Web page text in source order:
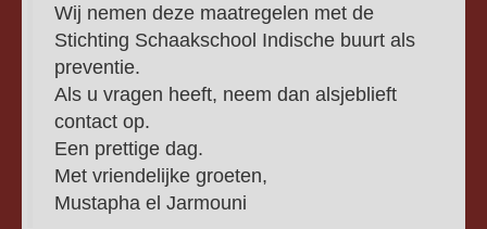
Wij nemen deze maatregelen met de
Stichting Schaakschool Indische buurt als
preventie.
Als u vragen heeft, neem dan alsjeblieft
contact op.
Een prettige dag.
Met vriendelijke groeten,
Mustapha el Jarmouni